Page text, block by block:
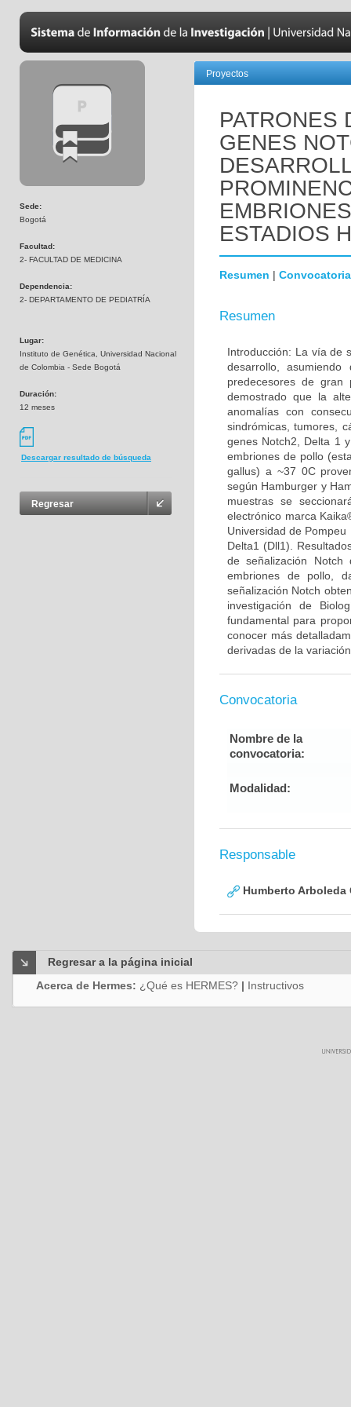
Sede:
Bogotá
Facultad:
2- FACULTAD DE MEDICINA
Dependencia:
2- DEPARTAMENTO DE PEDIATRÍA
Lugar:
Instituto de Genética, Universidad Nacional
de Colombia - Sede Bogotá
Duración:
12 meses
Descargar resultado de búsqueda
Regresar
Proyectos
PATRONES
GENES
ESTADIOS
Resumen | Convocatoria
Resumen
Introducción: La vía de
desarrollo,
predecesores de gran
demostrado que la
anomalías con
sindrómicas, tumores,
genes Notch2, Delta 1
embriones de pollo
gallus) a ~37 0C
según Hamburger y
muestras se
electrónico marca
Universidad de
Delta1 (Dll1).
de señalización
embriones de pollo,
señalización Notch
investigación de
fundamental para
conocer más
derivadas de la
Convocatoria
Nombre de la
convocatoria:
Modalidad:
Responsable
Humberto Arboleda
Regresar a la página inicial
Acerca de Hermes: ¿Qué es HERMES? | Instructivos